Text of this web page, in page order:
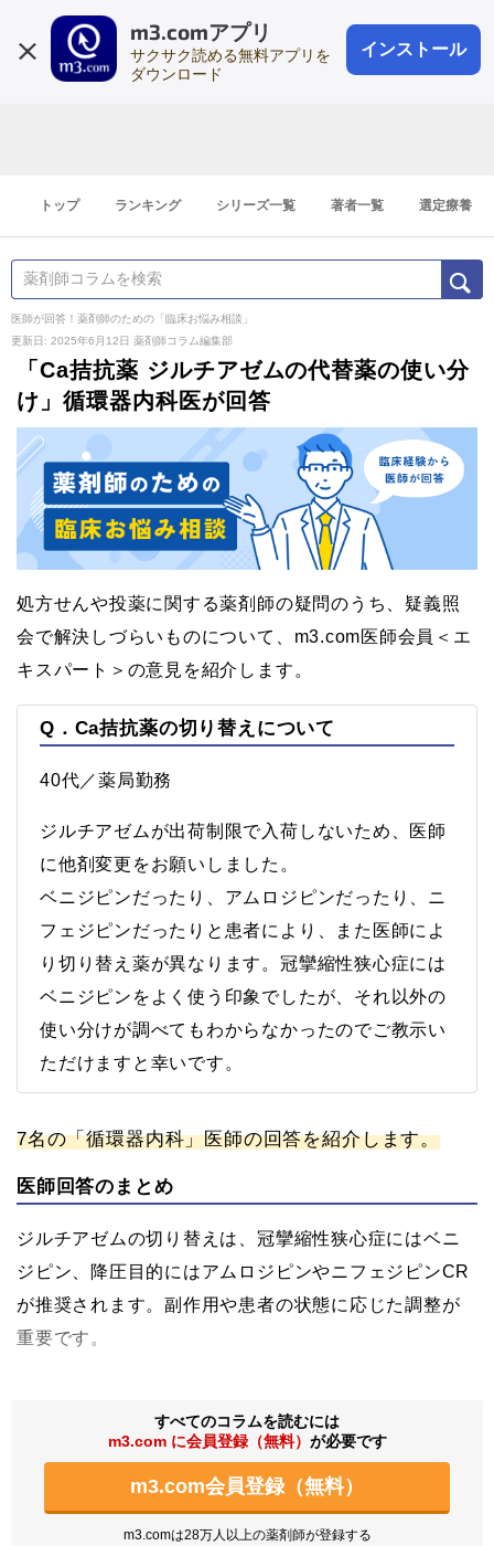
m3.comアプリ
サクサク読める無料アプリを
ダウンロード
インストール
会員登録
登録1分
トップ ランキング シリーズ一覧 著者一覧 選定療養
医師が回答！薬剤師のための「臨床お悩み相談」
更新日: 2025年6月12日 薬剤師コラム編集部
「Ca拮抗薬 ジルチアゼムの代替薬の使い分
け」循環器内科医が回答
処方せんや投薬に関する薬剤師の疑問のうち、疑義照
会で解決しづらいものについて、m3.com医師会員＜エ
キスパート＞の意見を紹介します。
Q．Ca拮抗薬の切り替えについて
40代／薬局勤務
ジルチアゼムが出荷制限で入荷しないため、医師
に他剤変更をお願いしました。
ベニジピンだったり、アムロジピンだったり、ニ
フェジピンだったりと患者により、また医師によ
り切り替え薬が異なります。冠攣縮性狭心症には
ベニジピンをよく使う印象でしたが、それ以外の
使い分けが調べてもわからなかったのでご教示い
ただけますと幸いです。
7名の「循環器内科」医師の回答を紹介します。
医師回答のまとめ
ジルチアゼムの切り替えは、冠攣縮性狭心症にはベニ
ジピン、降圧目的にはアムロジピンやニフェジピンCR
が推奨されます。副作用や患者の状態に応じた調整が
重要です。
すべてのコラムを読むには
m3.com に会員登録（無料） が必要です
m3.com会員登録（無料）
m3.comは28万人以上の薬剤師が登録する